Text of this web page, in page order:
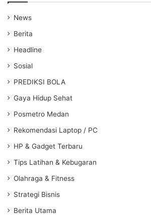
News
Berita
Headline
Sosial
PREDIKSI BOLA
Gaya Hidup Sehat
Posmetro Medan
Rekomendasi Laptop / PC
HP & Gadget Terbaru
Tips Latihan & Kebugaran
Olahraga & Fitness
Strategi Bisnis
Berita Utama